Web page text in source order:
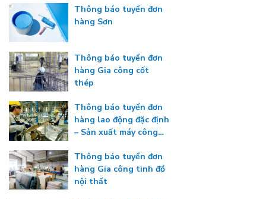
Thông báo tuyển đơn
hàng Sơn
Thông báo tuyển đơn
hàng Gia công cốt
thép
Thông báo tuyển đơn
hàng lao động đặc định
– Sản xuất máy công
Thông báo tuyển đơn
hàng Gia công tinh đồ
nội thất